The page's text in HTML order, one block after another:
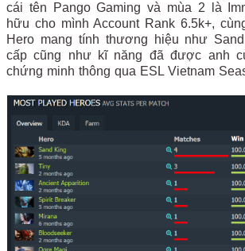
cái tên Pango Gaming và mùa 2 là
hữu cho mình Account Rank 6.5k+,
Hero mang tính thương hiệu như
cấp cũng như kĩ năng đã được anh
chứng minh thông qua ESL Vietnam